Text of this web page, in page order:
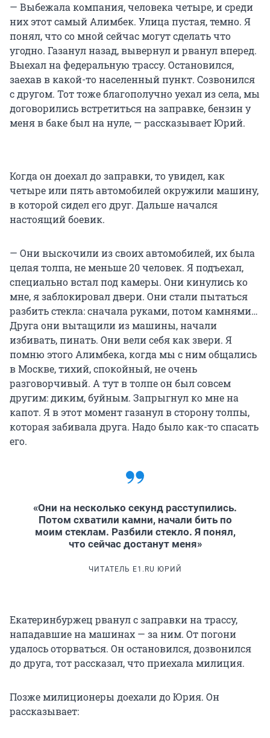
— Выбежала компания, человека четыре, и среди
них этот самый Алимбек. Улица пустая, темно. Я
понял, что со мной сейчас могут сделать что
угодно. Газанул назад, вывернул и рванул вперед.
Выехал на федеральную трассу. Остановился,
заехав в какой-то населенный пункт. Созвонился
с другом. Тот тоже благополучно уехал из села, мы
договорились встретиться на заправке, бензин у
меня в баке был на нуле, — рассказывает Юрий.
Когда он доехал до заправки, то увидел, как
четыре или пять автомобилей окружили машину,
в которой сидел его друг. Дальше начался
настоящий боевик.
— Они выскочили из своих автомобилей, их была
целая толпа, не меньше 20 человек. Я подъехал,
специально встал под камеры. Они кинулись ко
мне, я заблокировал двери. Они стали пытаться
разбить стекла: сначала руками, потом камнями…
Друга они вытащили из машины, начали
избивать, пинать. Они вели себя как звери. Я
помню этого Алимбека, когда мы с ним общались
в Москве, тихий, спокойный, не очень
разговорчивый. А тут в толпе он был совсем
другим: диким, буйным. Запрыгнул ко мне на
капот. Я в этот момент газанул в сторону толпы,
которая забивала друга. Надо было как-то спасать
его.
«Они на несколько секунд расступились.
Потом схватили камни, начали бить по
моим стеклам. Разбили стекло. Я понял,
что сейчас достанут меня»
ЧИТАТЕЛЬ E1.RU ЮРИЙ
Екатеринбуржец рванул с заправки на трассу,
нападавшие на машинах — за ним. От погони
удалось оторваться. Он остановился, дозвонился
до друга, тот рассказал, что приехала милиция.
Позже милиционеры доехали до Юрия. Он
рассказывает: